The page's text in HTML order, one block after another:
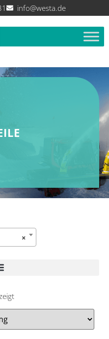
info@westa.de
×